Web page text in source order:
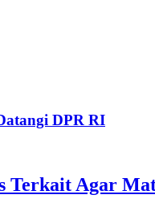
DPR RI
Terkait Agar